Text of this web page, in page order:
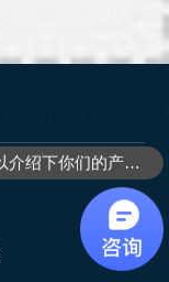
可以介绍下你们的产品么？